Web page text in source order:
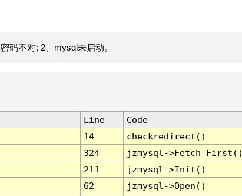
码不对; 2、mysql未启动。
Line
Code
14
checkredirect()
324
jzmysql-
211
jzmysql->Init()
62
jzmysql->Open()